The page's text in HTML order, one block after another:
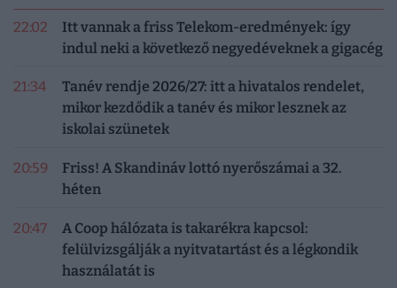
22:02
Itt vannak a friss Telekom-eredmények: így
indul neki a következő negyedéveknek a gigacég
21:34
Tanév rendje 2026/27: itt a hivatalos rendelet,
mikor kezdődik a tanév és mikor lesznek az
iskolai szünetek
20:59
Friss! A Skandináv lottó nyerőszámai a 32.
héten
20:47
A Coop hálózata is takarékra kapcsol:
felülvizsgálják a nyitvatartást és a légkondik
használatát is